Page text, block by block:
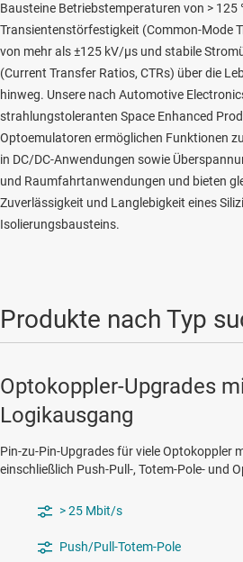
Bausteine Betriebstemperaturen von > 125
Transientenstörfestigkeit (Common-Mode
von mehr als ±125 kV/µs und stabile
(Current Transfer Ratios, CTRs) über die
hinweg. Unsere nach Automotive
strahlungstoleranten Space Enhanced
Optoemulatoren ermöglichen Funktionen
in DC/DC-Anwendungen sowie
und Raumfahrtanwendungen und bieten
Zuverlässigkeit und Langlebigkeit eines
Isolierungsbausteins.
Produkte nach Typ
Optokoppler-Upgrades
Logikausgang
Pin-zu-Pin-Upgrades für viele Optokoppler
einschließlich Push-Pull-, Totem-Pole- und
> 25 Mbit/s
Push/Pull-Totem-Pole